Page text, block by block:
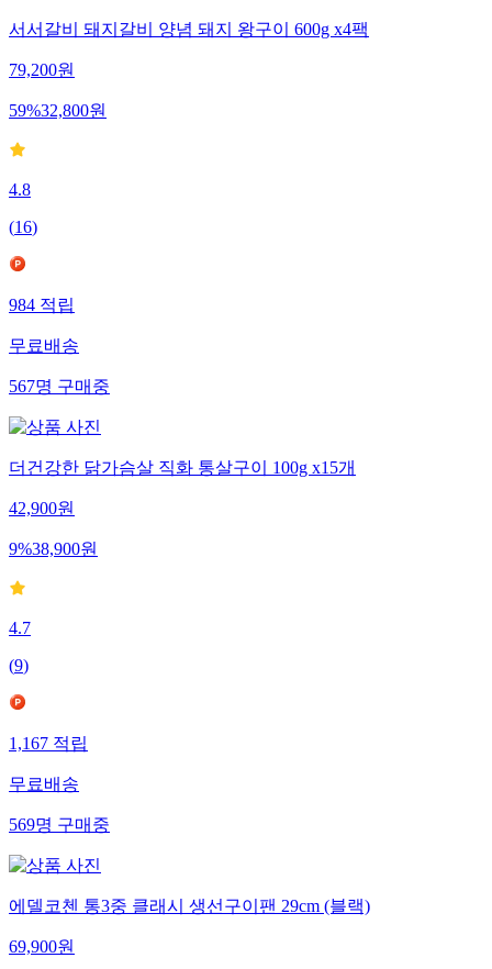
서서갈비 돼지갈비 양념 돼지 왕구이 600g x4팩
79,200원
59%32,800원
4.8
(16)
984적립
무료배송
567명구매중
더건강한 닭가슴살 직화 통살구이 100g x15개
42,900원
9%38,900원
4.7
(9)
1,167적립
무료배송
569명구매중
에델코첸 통3중 클래시 생선구이팬 29cm (블랙)
69,900원